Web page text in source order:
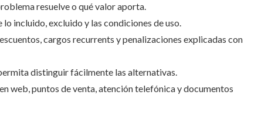
resuelve o qué valor aporta.
incluido, excluido y las condiciones de uso.
cargos recurrents y penalizaciones explicadas con
distinguir fácilmente las alternativas.
web, puntos de venta, atención telefónica y documentos